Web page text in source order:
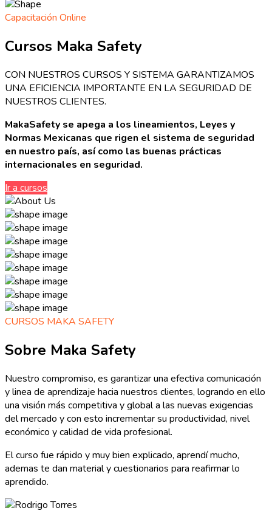
Capacitación Online
Cursos Maka Safety
CON NUESTROS CURSOS Y SISTEMA GARANTIZAMOS
UNA EFICIENCIA IMPORTANTE EN LA SEGURIDAD DE
NUESTROS CLIENTES.
MakaSafety se apega a los lineamientos, Leyes y
Normas Mexicanas que rigen el sistema de seguridad
en nuestro país, así como las buenas prácticas
internacionales en seguridad.
Ir a cursos
CURSOS MAKA SAFETY
Sobre Maka Safety
Nuestro compromiso, es garantizar una efectiva comunicación
y linea de aprendizaje hacia nuestros clientes, logrando en ello
una visión más competitiva y global a las nuevas exigencias
del mercado y con esto incrementar su productividad, nivel
económico y calidad de vida profesional.
El curso fue rápido y muy bien explicado, aprendí mucho,
ademas te dan material y cuestionarios para reafirmar lo
aprendido.